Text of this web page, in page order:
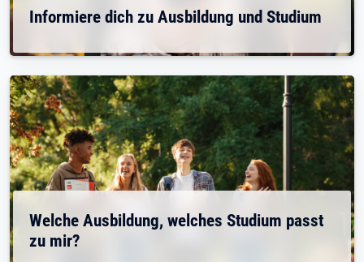
Informiere dich zu Ausbildung und Studium
Welche Ausbildung, welches Studium passt
zu mir?